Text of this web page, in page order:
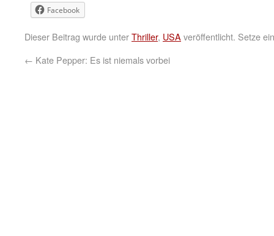
Facebook
Dieser Beitrag wurde unterThriller, USA veröffentlicht. Setze
← Kate Pepper: Es ist niemals vorbei